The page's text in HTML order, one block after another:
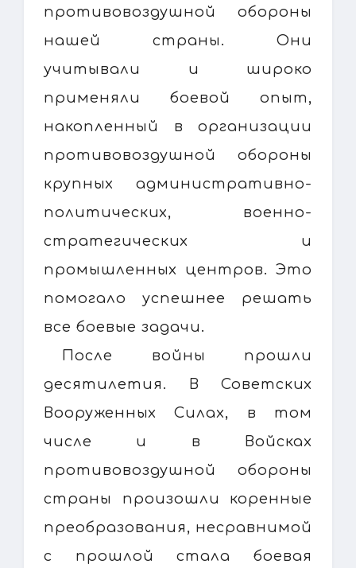
противовоздушной обороны
нашей страны. Они
учитывали и широко
применяли боевой опыт,
накопленный в организации
противовоздушной обороны
крупных административно-
политических, военно-
стратегических и
промышленных центров. Это
помогало успешнее решать
все боевые задачи.
После войны прошли
десятилетия. В Советских
Вооруженных Силах, в том
числе и в Войсках
противовоздушной обороны
страны произошли коренные
преобразования, несравнимой
с прошлой стала боевая